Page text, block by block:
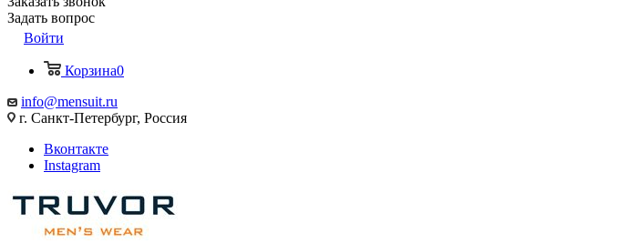
Задать вопрос
Войти
Корзина0
info@mensuit.ru
г. Санкт-Петербург, Россия
Вконтакте
Instagram